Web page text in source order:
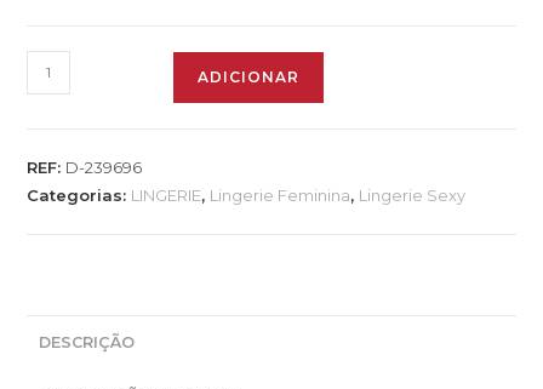
ADICIONAR
REF: D-239696
Categorias: LINGERIE, Lingerie Feminina, Lingerie Sexy
DESCRIÇÃO